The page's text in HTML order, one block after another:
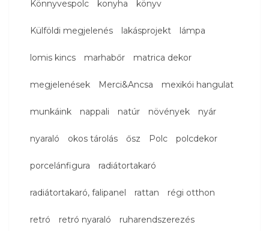
Könnyvespolc konyha könyv
Külföldi megjelenés lakásprojekt lámpa
lomis kincs marhabőr matrica dekor
megjelenések Merci&Ancsa mexikói hangulat
munkáink nappali natúr növények nyár
nyaraló okos tárolás ősz Polc polcdekor
porcelánfigura radiátortakaró
radiátortakaró, falipanel rattan régi otthon
retró retró nyaraló ruharendszerezés